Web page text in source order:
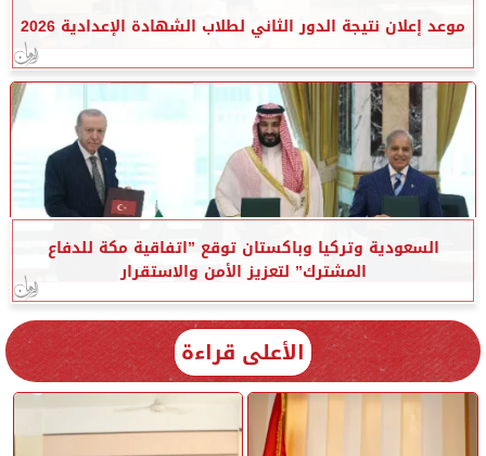
موعد إعلان نتيجة الدور الثاني لطلاب الشهادة الإعدادية 2026
السعودية وتركيا وباكستان توقع ”اتفاقية مكة للدفاع
المشترك” لتعزيز الأمن والاستقرار
الأعلى قراءة